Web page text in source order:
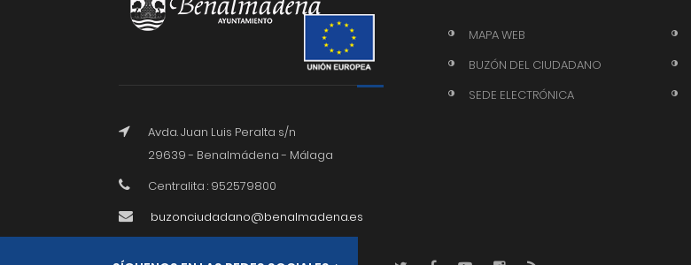
Avda. Juan Luis Peralta s/n
29639 - Benalmádena - Málaga
Centralita : 952579800
buzonciudadano@benalmadena.es
MAPA WEB
BUZÓN DEL CIUDADANO
SEDE ELECTRÓNICA